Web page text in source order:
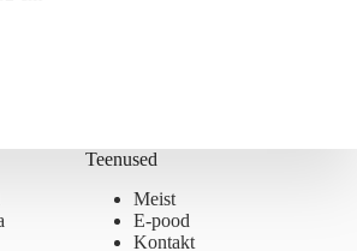
Teenused
Meist
E-pood
Kontakt